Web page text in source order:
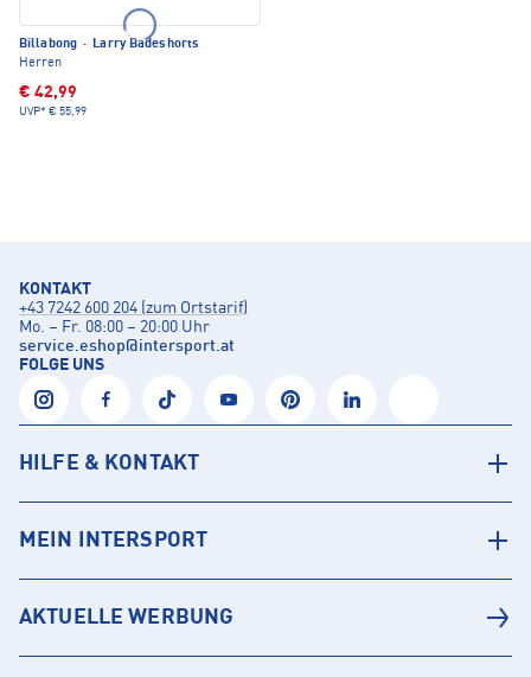
Billabong · Larry Badeshorts
Herren
€ 42,99
UVP* € 55,99
KONTAKT
+43 7242 600 204 (zum Ortstarif)
Mo. – Fr. 08:00 – 20:00 Uhr
service.eshop@intersport.at
FOLGE UNS
HILFE & KONTAKT
MEIN INTERSPORT
AKTUELLE WERBUNG